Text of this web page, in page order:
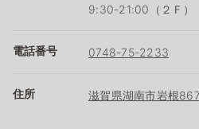
9:30-21:00（２Ｆ）
電話番号 0748-75-2233
住所 滋賀県湖南市岩根